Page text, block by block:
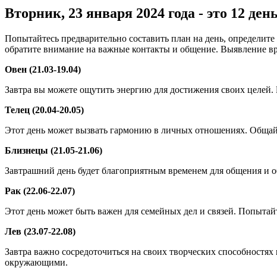
Вторник, 23 января 2024 года - это 12
Попытайтесь предварительно составить план на день,
обратите внимание на важные контакты и общение. Выявление
Овен (21.03-19.04)
Завтра вы можете ощутить энергию для достижения своих
Телец (20.04-20.05)
Этот день может вызвать гармонию в личных отношениях.
Близнецы (21.05-21.06)
Завтрашний день будет благоприятным временем для общения
Рак (22.06-22.07)
Этот день может быть важен для семейных дел и связей.
Лев (23.07-22.08)
Завтра важно сосредоточиться на своих творческих
окружающими.